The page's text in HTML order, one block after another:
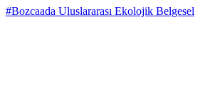
#Bozcaada Uluslararası Ekolojik Belgesel